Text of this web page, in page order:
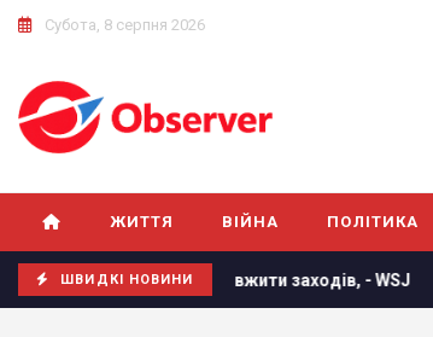
Субота, 8 серпня 2026
ЖИТТЯ ВІЙНА ПОЛІТИКА
ШВИДКІ НОВИНИ
його вжити заходів, - WSJ